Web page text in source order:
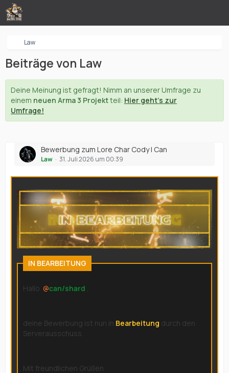
Law
Beiträge von Law
Deine Meinung ist gefragt! Nimm an unserer Umfrage zu
einem neuen Arma 3 Projektteil: Hier geht's zur
Umfrage!
Bewerbung zum Lore Char Cody | Can
Law 31. Juli 2026 um 00:39
IN BEARBEITUNG
Hallo can/shard ,
deine Bewerbung ist nun in Bearbeitung durch den
Serverausschuss.
Mit freundlichen Grüßen